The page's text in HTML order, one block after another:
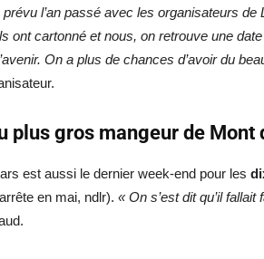
prévu l’an passé avec les organisateurs de
ont cartonné et nous, on retrouve une
On a plus de chances d’avoir du
plus gros mangeur de Mont
est aussi le dernier week-end pour les
en mai, ndlr). « On s’est dit qu’il